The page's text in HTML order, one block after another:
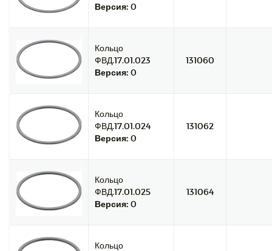
Версия: 0
Кольцо
ФВД.17.01.023
Версия: 0
131060
Кольцо
ФВД.17.01.024
Версия: 0
131062
Кольцо
ФВД.17.01.025
Версия: 0
131064
Кольцо